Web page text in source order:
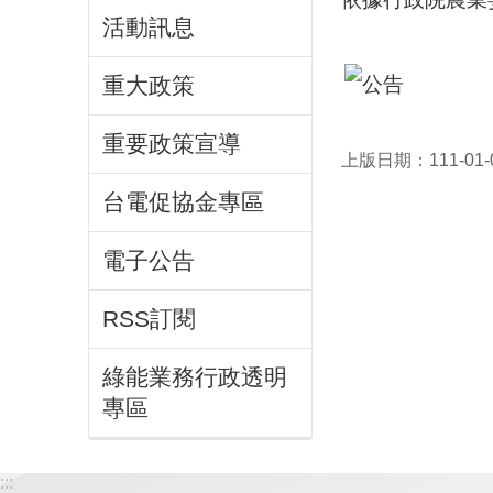
活動訊息
重大政策
重要政策宣導
台電促協金專區
電子公告
RSS訂閱
綠能業務行政透明
專區
上版日期：111-
:::